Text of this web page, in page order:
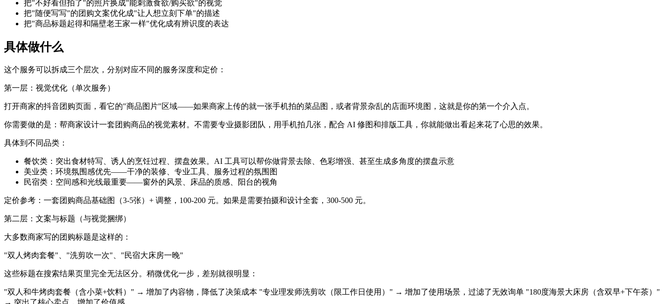
把"不好看但拍了"的照片换成"能刺激食欲/购买欲"的视觉
把"随便写写"的团购文案优化成"让人想立刻下单"的描述
把"商品标题起得和隔壁老王家一样"优化成有辨识度的表达
具体做什么
这个服务可以拆成三个层次，分别对应不同的服务深度和定价：
第一层：视觉优化（单次服务）
打开商家的抖音团购页面，看它的"商品图片"区域——如果商家上传的就一张手机拍的菜品图，或者背景杂乱的店面环境图，这就是你的第一个介入点。
你需要做的是：帮商家设计一套团购商品的视觉素材。不需要专业摄影团队，用手机拍几张，配合 AI 修图和排版工具，你就能做出看起来花了心思的效果。
具体到不同品类：
餐饮类：突出食材特写、诱人的烹饪过程、摆盘效果。AI 工具可以帮你做背景去除、色彩增强、甚至生成多角度的摆盘示意
美业类：环境氛围感优先——干净的装修、专业工具、服务过程的氛围图
民宿类：空间感和光线最重要——窗外的风景、床品的质感、阳台的视角
定价参考：一套团购商品基础图（3-5张）+ 调整，100-200 元。如果是需要拍摄和设计全套，300-500 元。
第二层：文案与标题（与视觉捆绑）
大多数商家写的团购标题是这样的：
"双人烤肉套餐"、"洗剪吹一次"、"民宿大床房一晚"
这些标题在搜索结果页里完全无法区分。稍微优化一步，差别就很明显：
"双人和牛烤肉套餐（含小菜+饮料）" → 增加了内容物，降低了决策成本 "专业理发师洗剪吹（限工作日使用）" → 增加了使用场景，过滤了无效询单 "180度海景大床房（含双早+下午茶）"
→ 突出了核心卖点，增加了价值感